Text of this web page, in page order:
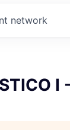
network
I